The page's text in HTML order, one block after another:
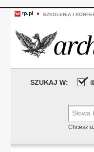
SZKOLENIA I
SZUKAJ W:
Chcesz